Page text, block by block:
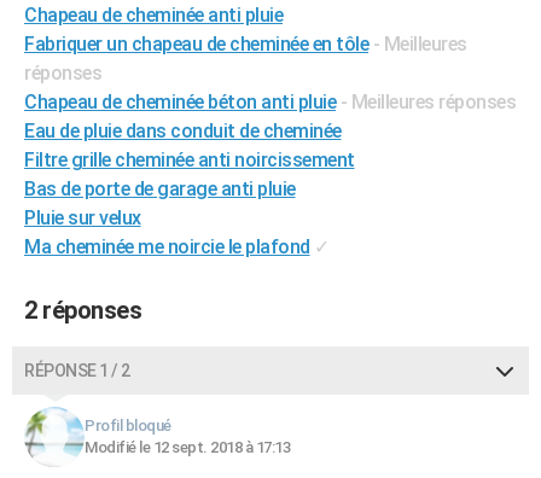
BONS PLANS
CARTE DE VOEUX
Carte de Noël
Carte Bonne année
Carte Saint-Valentin
Carte Pâques
Carte d'anniversaire
DICTIONNAIRE
Dictionnaire
Biographies
Citations
Expressions
Proverbes
PROGRAMME TV
COPAINS D'AVANT
S'inscrire
Se connecter
Lycées
Collèges
Primaires
Universités
Entreprises
Service militaire
Avis de recherche
FORUM
Bricolage
Lifestyle
Culture
Sport
Auto
Television
Voyage
Cinema
Chapeau de cheminée anti pluie
Fabriquer un chapeau de cheminée en tôle - Meilleures
réponses
Chapeau de cheminée béton anti pluie - Meilleures réponses
Eau de pluie dans conduit de cheminée
Filtre grille cheminée anti noircissement
Bas de porte de garage anti pluie
Pluie sur velux
Ma cheminée me noircie le plafond ✓
2 réponses
RÉPONSE 1 / 2
Profil bloqué
Modifié le 12 sept. 2018 à 17:13